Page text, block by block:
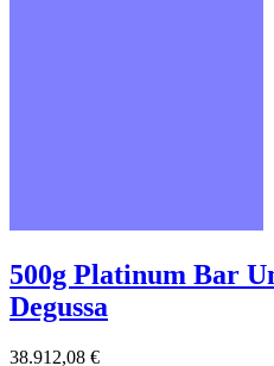
500g Platinum Bar
Degussa
38.912,08 €